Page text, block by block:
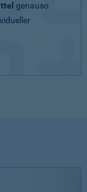
genauso